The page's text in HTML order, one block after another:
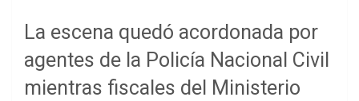
La escena quedó acordonada por
agentes de la Policía Nacional Civil
mientras fiscales del Ministerio